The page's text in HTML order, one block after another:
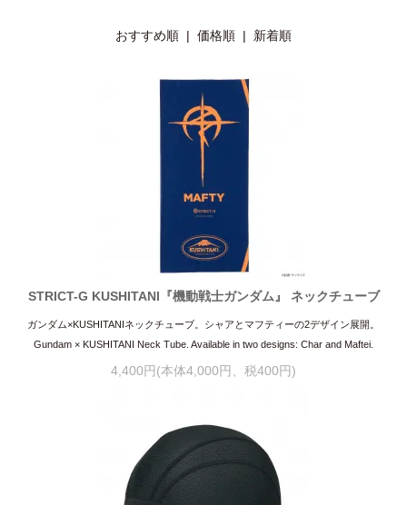
おすすめ順 | 価格順 | 新着順
STRICT-G KUSHITANI『機動戦士ガンダム』 ネックチューブ
ガンダム×KUSHITANIネックチューブ。シャアとマフティーの2デザイン展開。
Gundam × KUSHITANI Neck Tube. Available in two designs: Char and Maftei.
4,400円(本体4,000円、税400円)